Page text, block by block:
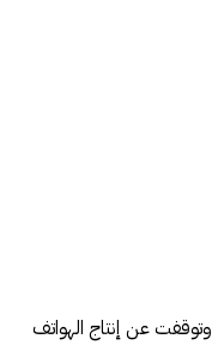
على الرغم من أن LG قد أعلنت انسحابها من سوق الهواتف الذكية في أبريل 2021 وتوقفت عن إنتاج الهواتف